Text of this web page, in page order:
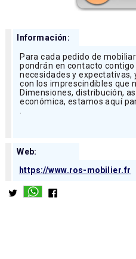
Información:
Para cada pedido de
pondrán en contacto
necesidades y
con los imprescindibles que
Dimensiones, distribución,
económica, estamos aquí
Web:
https://www.ros-mobilier.fr